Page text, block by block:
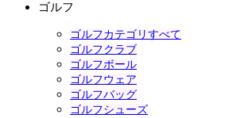
ゴルフ
ゴルフカテゴリすべて
ゴルフクラブ
ゴルフボール
ゴルフウェア
ゴルフバッグ
ゴルフシューズ